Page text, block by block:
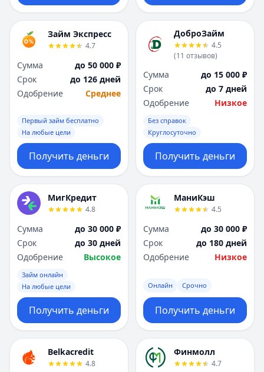
Займ Экспресс
4.7
Сумма
до 50 000 ₽
Срок
до 126 дней
Одобрение
Среднее
Первый займ бесплатно
На любые цели
Получить деньги
ДоброЗайм
4.5
(11 отзывов)
Сумма
до 15 000 ₽
Срок
до 7 дней
Одобрение
Низкое
Без справок
Круглосуточно
Получить деньги
МигКредит
4.8
Сумма
до 30 000 ₽
Срок
до 30 дней
Одобрение
Высокое
Займ онлайн
На любые цели
Получить деньги
МаниКэш
4.5
Сумма
до 30 000 ₽
Срок
до 180 дней
Одобрение
Низкое
Онлайн Срочно
Получить деньги
Belkacredit
4.8
Финмолл
4.7